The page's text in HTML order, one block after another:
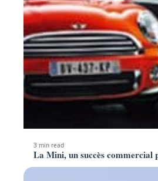
3 min read
La Mini, un succès commercial